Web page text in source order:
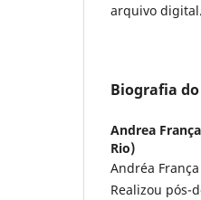
arquivo digital.
Biografia
Andrea
Rio)
Andréa
Realizou pós-